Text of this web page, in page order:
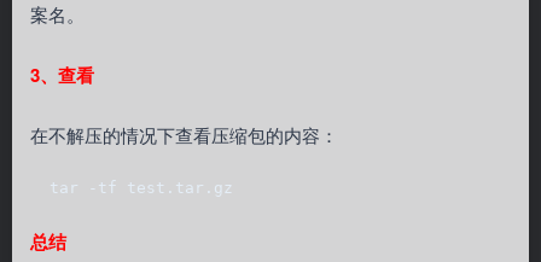
案名。
3、查看
在不解压的情况下查看压缩包的内容：
  tar -tf test.tar.gz
总结